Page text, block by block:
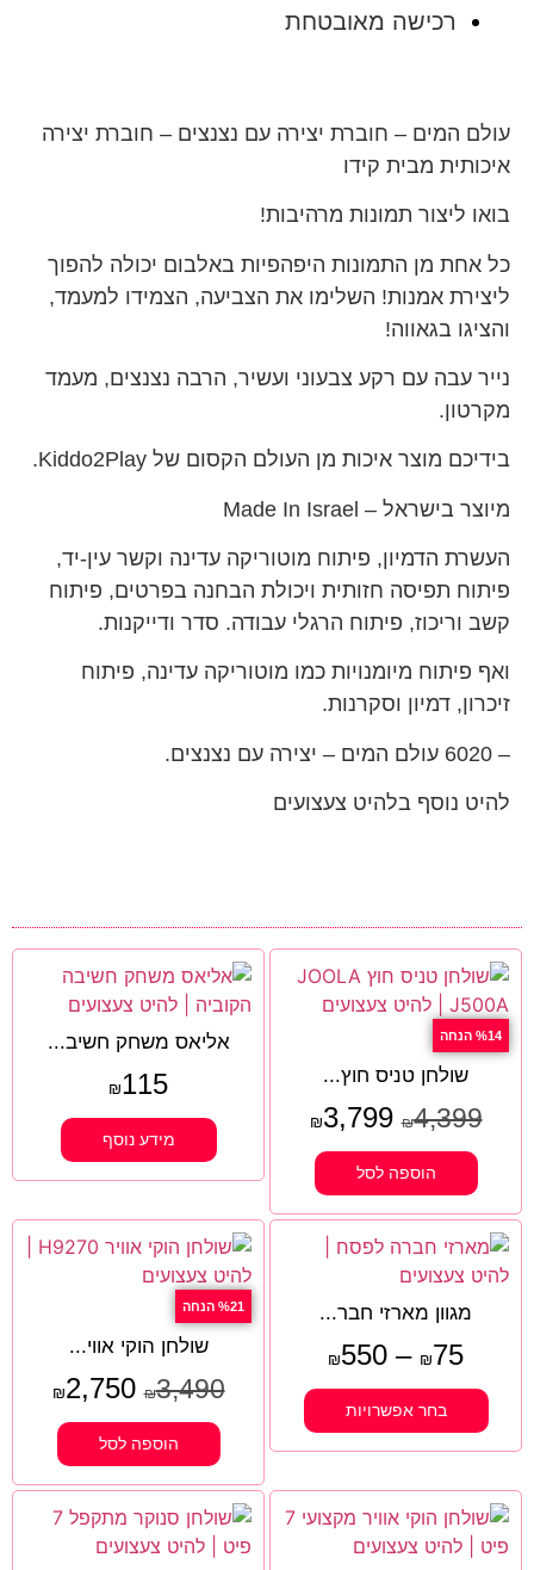
רכישה מאובטחת
עולם המים – חוברת יצירה עם נצנצים – חוברת יצירה
איכותית מבית קידו
בואו ליצור תמונות מרהיבות!
כל אחת מן התמונות היפהפיות באלבום יכולה להפוך
ליצירת אמנות! השלימו את הצביעה, הצמידו למעמד,
והציגו בגאווה!
נייר עבה עם רקע צבעוני ועשיר, הרבה נצנצים, מעמד
מקרטון.
בידיכם מוצר איכות מן העולם הקסום של Kiddo2Play.
מיוצר בישראל – Made In Israel
העשרת הדמיון, פיתוח מוטוריקה עדינה וקשר עין-יד,
פיתוח תפיסה חזותית ויכולת הבחנה בפרטים, פיתוח
קשב וריכוז, פיתוח הרגלי עבודה. סדר ודייקנות.
ואף פיתוח מיומנויות כמו מוטוריקה עדינה, פיתוח
זיכרון, דמיון וסקרנות.
– 6020 עולם המים – יצירה עם נצנצים.
להיט נוסף בלהיט צעצועים
%14 הנחה
שולחן טניס חוץ...
₪4,399
₪3,799
הוספה לסל
אליאס משחק חשיב...
₪115
מידע נוסף
מגוון מארזי חבר...
₪75
–
₪550
בחר אפשרויות
%21 הנחה
שולחן הוקי אווי...
₪3,490
₪2,750
הוספה לסל